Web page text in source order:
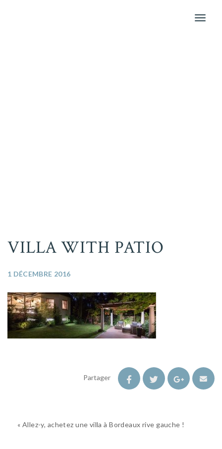
Toggle
VILLA WITH PATIO
1 DÉCEMBRE 2016
Partager
« Allez-y, achetez une villa à Bordeaux rive gauche !